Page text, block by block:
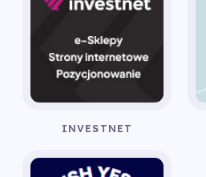
INVESTNET